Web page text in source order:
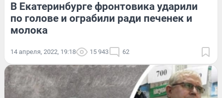
В Екатеринбурге фронтовика ударили
по голове и ограбили ради печенек и
молока
14 апреля, 2022, 19:18 15 943 62